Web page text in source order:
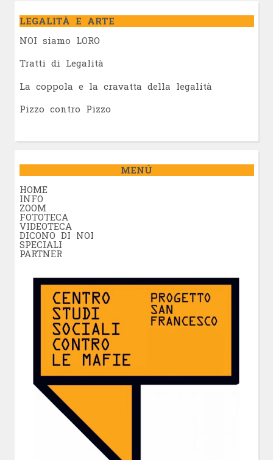
LEGALITÀ E ARTE
NOI siamo LORO
Tratti di Legalità
La coppola e la cravatta della legalità
Pizzo contro Pizzo
MENÚ
HOME
INFO
ZOOM
FOTOTECA
VIDEOTECA
DICONO DI NOI
SPECIALI
PARTNER